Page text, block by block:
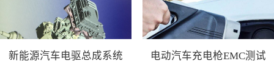
新能源汽车电驱总成系统
电动汽车充电枪EMC测试